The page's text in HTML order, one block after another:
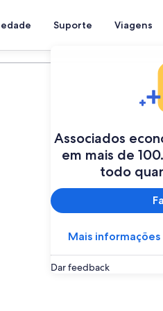
Suporte Viagens
Associados
em mais de
todo
Mais informações
Dar feedback